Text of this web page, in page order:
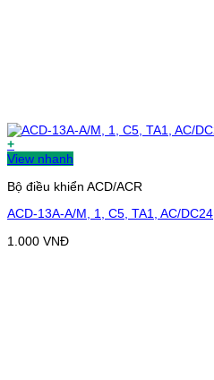
+
View nhanh
Bộ điều khiển ACD/ACR
ACD-13A-A/M, 1, C5, TA1, AC/DC24
1.000 VNĐ